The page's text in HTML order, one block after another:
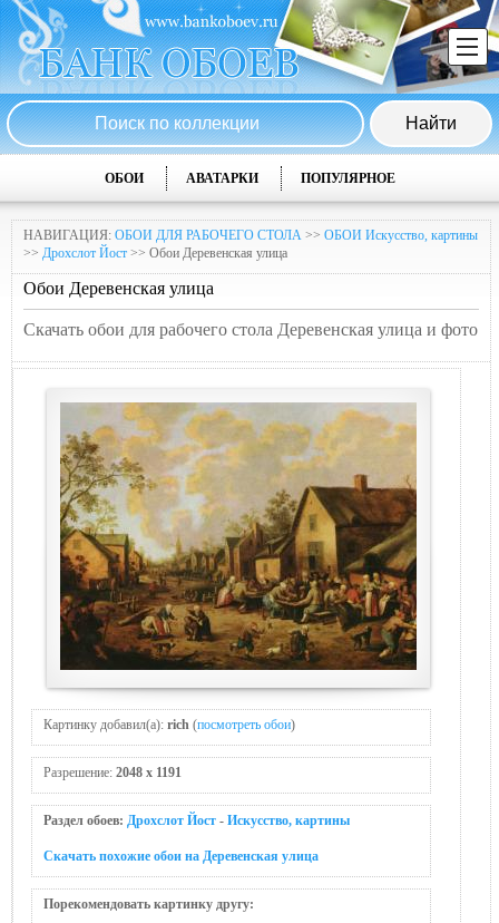
ОБОИ АВАТАРКИ ПОПУЛЯРНОЕ
НАВИГАЦИЯ: ОБОИ ДЛЯ РАБОЧЕГО СТОЛА >> ОБОИ Искусство, картины
>> Дрохслот Йост >> Обои Деревенская улица
Обои Деревенская улица
Скачать обои для рабочего стола Деревенская улица и фото
Картинку добавил(а): rich (посмотреть обои)
Разрешение: 2048 x 1191
Раздел обоев: Дрохслот Йост - Искусство, картины
Скачать похожие обои на Деревенская улица
Порекомендовать картинку другу: